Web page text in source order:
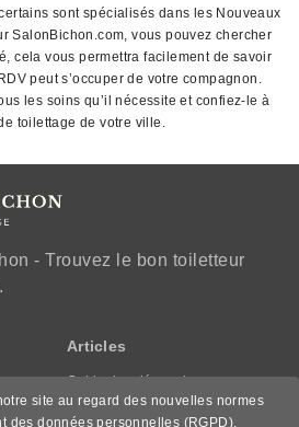
sont spécialisés dans les Nouveaux
SalonBichon.com, vous pouvez chercher
cela vous permettra facilement de savoir
peut s’occuper de votre compagnon.
les soins qu’il nécessite et confiez-le à
toilettage de votre ville.
- Trouvez le bon toiletteur
Articles
Guide des démarches
site au regard des nouvelles normes
des données personnelles (RGPD),